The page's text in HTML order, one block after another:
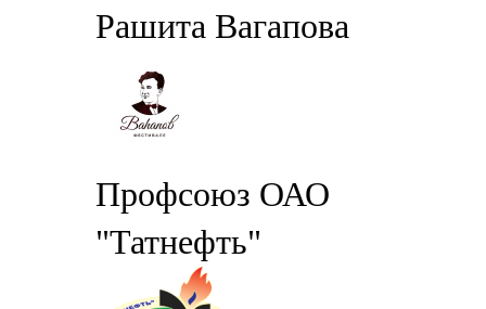
Рашита Вагапова
Профсоюз ОАО
"Татнефть"